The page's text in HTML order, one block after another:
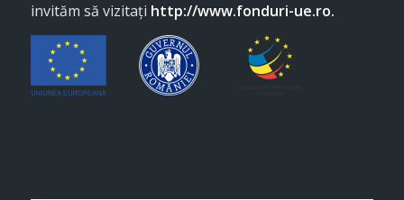
invităm să vizitaţi http://www.fonduri-ue.ro.